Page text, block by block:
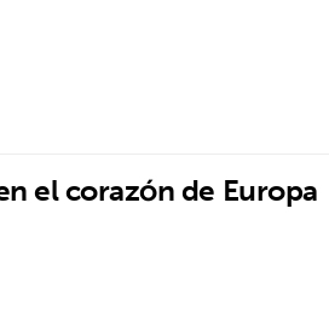
el corazón de Europa